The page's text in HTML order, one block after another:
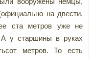
на двести,
ста метров уже не
у старшины в руках
метров. То есть